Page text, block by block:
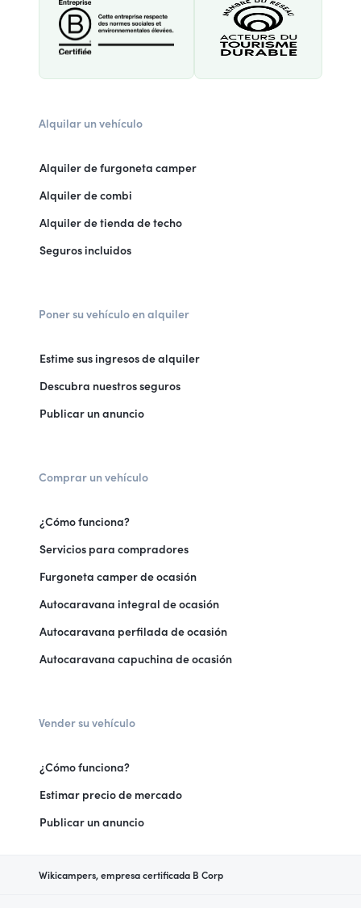
Alquilar un vehículo
Alquiler de furgoneta camper
Alquiler de combi
Alquiler de tienda de techo
Seguros incluidos
Poner su vehículo en alquiler
Estime sus ingresos de alquiler
Descubra nuestros seguros
Publicar un anuncio
Comprar un vehículo
¿Cómo funciona?
Servicios para compradores
Furgoneta camper de ocasión
Autocaravana integral de ocasión
Autocaravana perfilada de ocasión
Autocaravana capuchina de ocasión
Vender su vehículo
¿Cómo funciona?
Estimar precio de mercado
Publicar un anuncio
Wikicampers, empresa certificada B Corp